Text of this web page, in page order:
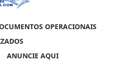
OPERACIONAIS
ANUNCIE AQUI